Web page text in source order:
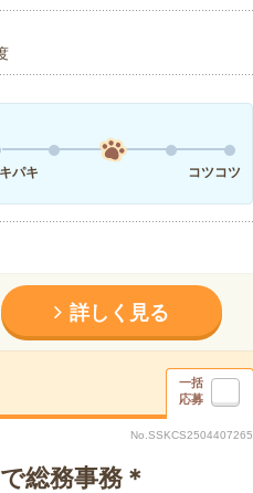
パキ
コツコツ
詳しく見る
一括
応募
No.SSKCS2504407265
総務事務＊